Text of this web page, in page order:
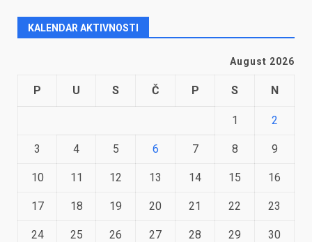
KALENDAR AKTIVNOSTI
August 2026
P U S Č P S N
1 2
3 4 5 6 7 8 9
10 11 12 13 14 15 16
17 18 19 20 21 22 23
24 25 26 27 28 29 30